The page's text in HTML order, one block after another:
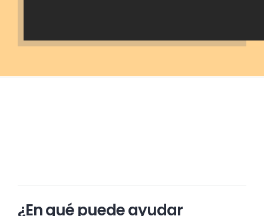
¿En qué puede ayudar